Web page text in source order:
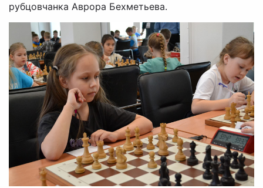
рубцовчанка Аврора Бехметьева.